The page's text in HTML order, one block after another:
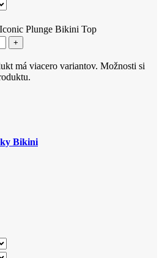
Plunge Bikini Top
má viacero variantov. Možnosti si
Bikini